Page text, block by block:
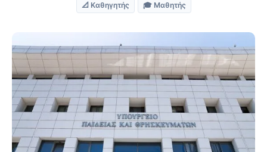
📐 Καθηγητής
🎓 Μαθητής